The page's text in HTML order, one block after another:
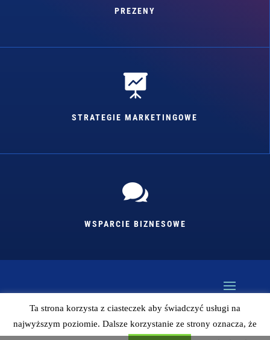
PREZENY

STRATEGIE MARKETINGOWE

WSPARCIE BIZNESOWE
Kopiowanie bez zgody autora zabronione (więc
Ta strona korzysta z ciasteczek aby świadczyć usługi na
najwyższym poziomie. Dalsze korzystanie ze strony oznacza, że